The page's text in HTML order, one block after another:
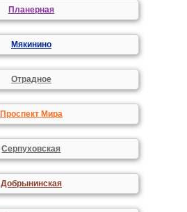
Планерная
Мякинино
Отрадное
Проспект Мира
Серпуховская
Добрынинская